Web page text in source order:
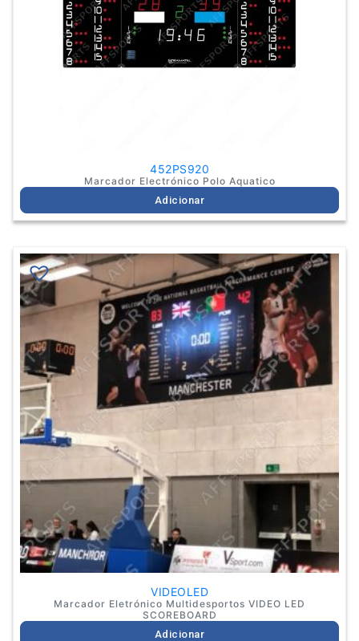
452PS920
Marcador Electrónico Polo Aquatico
Adicionar
VIDEOLED
Marcador Eletrónico Multidesportos VIDEO LED
SCOREBOARD
Adicionar